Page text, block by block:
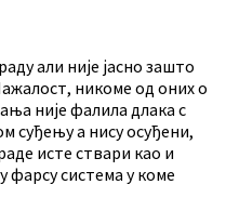
али није јасно зашто
никоме од оних о
није фалила длака с
суђењу а нису осуђени,
исте ствари као и
фарсу система у коме